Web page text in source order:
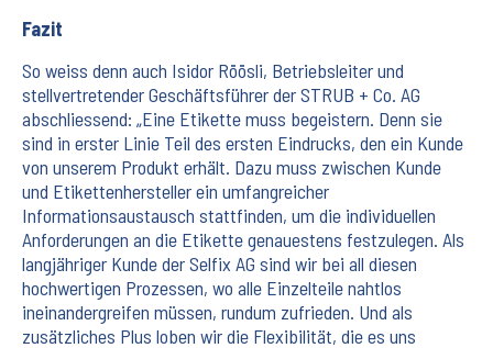
Fazit
So weiss denn auch Isidor Röösli, Betriebsleiter und
stellvertretender Geschäftsführer der STRUB + Co. AG
abschliessend: „Eine Etikette muss begeistern. Denn sie
sind in erster Linie Teil des ersten Eindrucks, den ein Kunde
von unserem Produkt erhält. Dazu muss zwischen Kunde
und Etikettenhersteller ein umfangreicher
Informationsaustausch stattfinden, um die individuellen
Anforderungen an die Etikette genauestens festzulegen. Als
langjähriger Kunde der Selfix AG sind wir bei all diesen
hochwertigen Prozessen, wo alle Einzelteile nahtlos
ineinandergreifen müssen, rundum zufrieden. Und als
zusätzliches Plus loben wir die Flexibilität, die es uns